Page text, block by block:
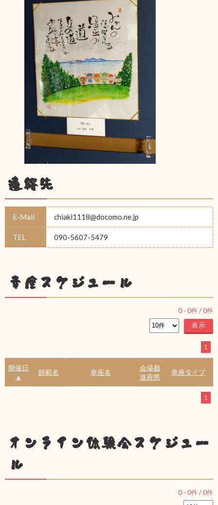
連絡先
E-Mail chiaki1118@docomo.ne.jp
TEL 090-5607-5479
幸座スケジュール
0 - 0件 /0件
1
開催日
▲
師範名 幸座名
会場都
道府県
幸座タイプ
1
オンライン体験会スケジュー
ル
0 - 0件 /0件